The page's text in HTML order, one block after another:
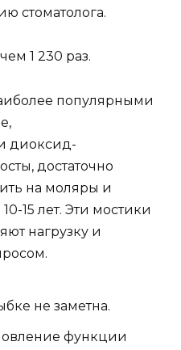
стоматолога.
1 230 раз.
популярными
диоксид-
достаточно
на моляры и
15 лет. Эти мостики
нагрузку и
не заметна.
функции